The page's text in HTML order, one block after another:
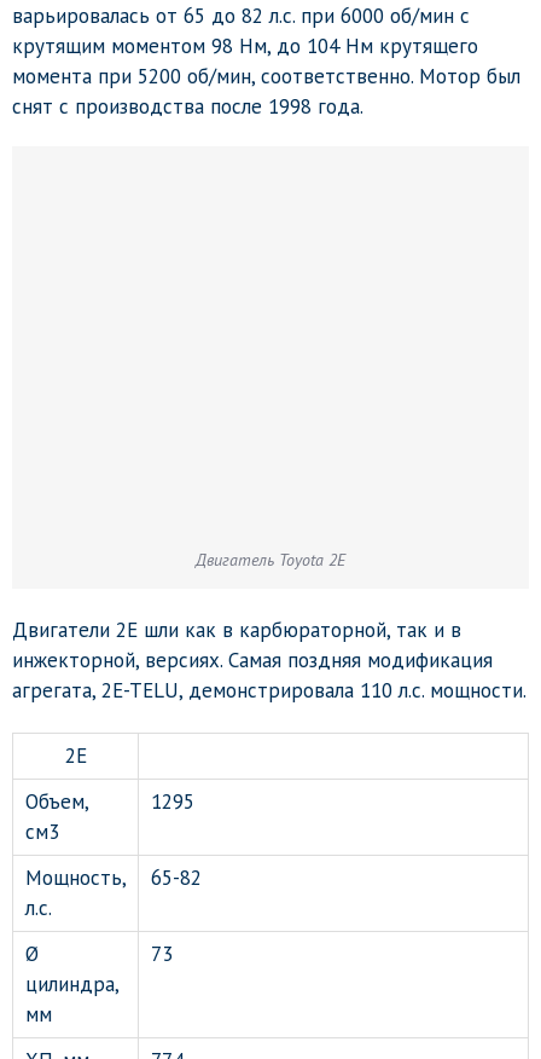
варьировалась от 65 до 82 л.с. при 6000 об/мин с
крутящим моментом 98 Нм, до 104 Нм крутящего
момента при 5200 об/мин, соответственно. Мотор был
снят с производства после 1998 года.
Двигатель Toyota 2E
Двигатели 2E шли как в карбюраторной, так и в
инжекторной, версиях. Самая поздняя модификация
агрегата, 2E-TELU, демонстрировала 110 л.с. мощности.
2E
Объем,
см3
1295
Мощность,
л.с.
65-82
Ø
цилиндра,
мм
73